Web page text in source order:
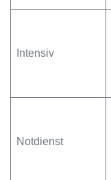
Intensiv
Notdienst